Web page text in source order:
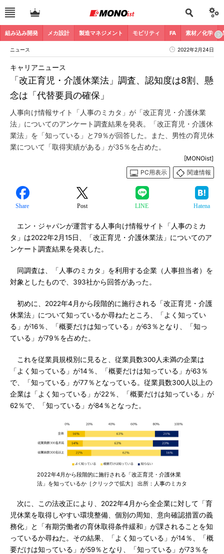
組み込み開発 メカ設計 製造マネジメント モビリティ FA 素材／化学
ニュース 2022年2月24日
「改正育児・介護休業法」調査、認知度は8割、懸
念は「代替要員の確保」
キャリアニュース
人事向け情報サイト「人事のミカタ」が「改正育児・介護休業
法」についてのアンケート調査結果を発表。「改正育児・介護休
業法」を「知っている」と79％が回答した。また、男性の育児休
業について「取得実績がある」が35％を占めた。
[MONOist]
PC用表示
関連情報
Share Post LINE Hatena
エン・ジャパンが運営する人事向け情報サイト「人事のミカ
タ」は2022年2月15日、「改正育児・介護休業法」についてのア
ンケート調査結果を発表した。
同調査は、「人事のミカタ」を利用する企業（人事担当者）を
対象としたもので、393社から回答があった。
初めに、2022年4月から段階的に施行される「改正育児・介護
休業法」について知っているか尋ねたところ、「よく知ってい
る」が16％、「概要だけは知っている」が63％となり、「知っ
ている」が79％を占めた。
これを従業員規模別に見ると、従業員数300人未満の企業は
「よく知っている」が14％、「概要だけは知っている」が63％
で、「知っている」が77％となっている。従業員数300人以上の
企業は「よく知っている」が22％、「概要だけは知っている」が
62％で、「知っている」が84％となった。
2022年4月から段階的に施行される「改正育児・介護休業
法」を知っているか［クリックで拡大］ 出所：人事のミカタ
次に、この法改正により、2022年4月から全企業に対して「育
児休業を取得しやすい環境整備、個別の周知、意向確認措置の義
務化」と「有期労働者の育休取得条件緩和」が課されることを知
っているか尋ねた。その結果、「よく知っている」が14％、「概
要だけは知っている」が59％となり、「知っている」が73％を